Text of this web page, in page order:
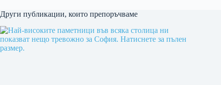
Други публикации, които препоръчваме